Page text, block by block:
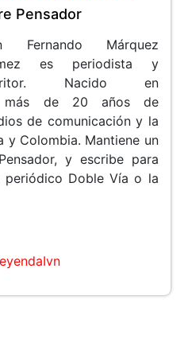
Pensador
Fernando Márquez
es periodista y
Nacido en
más de 20 años de
de comunicación y la
y Colombia. Mantiene un
y escribe para
Doble Vía o la